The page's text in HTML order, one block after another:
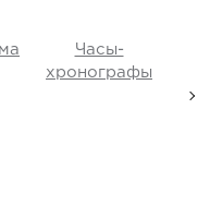
Часы-
хронографы